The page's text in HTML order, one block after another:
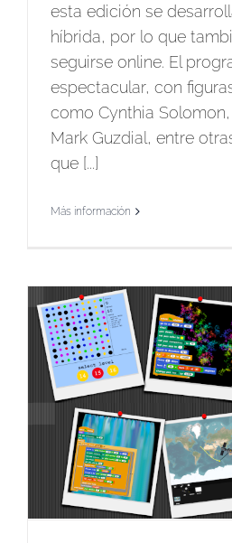
esta edición se
híbrida, por lo que
seguirse online. El
espectacular, con
como Cynthia
Mark Guzdial, entre
que [...]
Más información